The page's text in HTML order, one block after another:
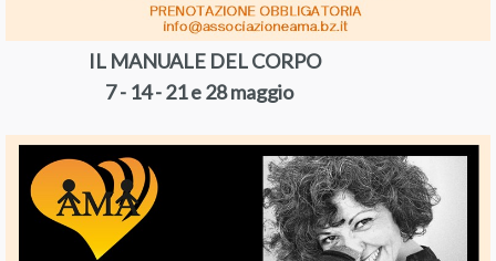
IL MANUALE DEL CORPO
7 - 14 - 21 e 28 maggio